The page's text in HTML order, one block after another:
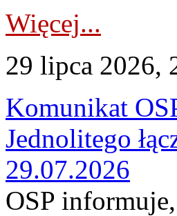
Więcej...
29 lipca 2026,
Komunikat
Jednolitego
29.07.2026
OSP